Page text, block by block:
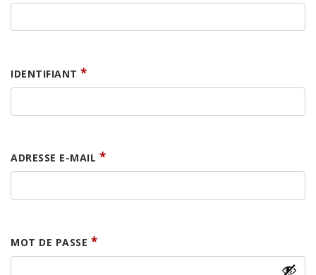
IDENTIFIANT *OBLIGATOIRE
ADRESSE E-MAIL *OBLIGATOIRE
MOT DE PASSE *OBLIGATOIRE